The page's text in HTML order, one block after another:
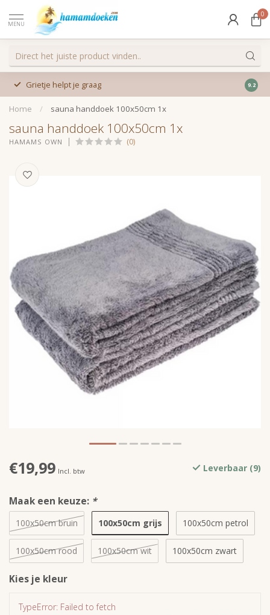
MENU
0
Grietje helpt je graag 9.2
Home / sauna handdoek 100x50cm 1x
sauna handdoek 100x50cm 1x
HAMAMS OWN (0)
€19,99 Incl. btw Leverbaar (9)
Maak een keuze: *
100x50cm bruin 100x50cm grijs 100x50cm petrol
100x50cm rood 100x50cm wit 100x50cm zwart
Kies je kleur
TypeError: Failed to fetch